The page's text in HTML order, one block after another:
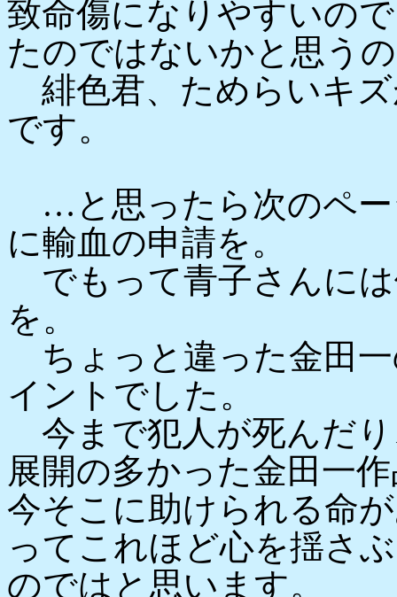
致命傷になりやすいの
たのではないかと思う
緋色君、ためらいキ
です。
…と思ったら次のペー
に輸血の申請を。
でもって青子さんに
を。
ちょっと違った金田
イントでした。
今まで犯人が死んだ
展開の多かった金田一
今そこに助けられる命
ってこれほど心を揺さ
のではと思います。